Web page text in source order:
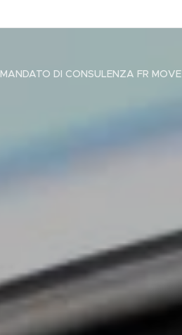
MANDATO DI CONSULENZA FR MOVE